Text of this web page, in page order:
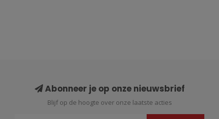
Abonneer je op onze nieuwsbrief
Blijf op de hoogte over onze laatste acties